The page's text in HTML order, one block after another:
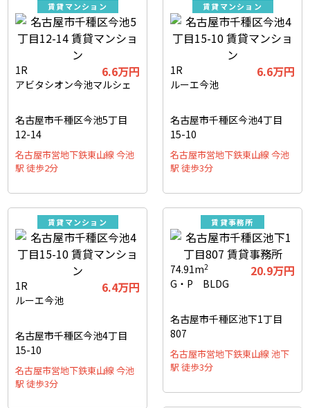
賃貸マンション
1R 6.6万円
アビタシオン今池マルシェ
名古屋市千種区今池5丁目
12-14
名古屋市営地下鉄東山線 今池
駅 徒歩2分
賃貸マンション
1R 6.6万円
ルーエ今池
名古屋市千種区今池4丁目
15-10
名古屋市営地下鉄東山線 今池
駅 徒歩3分
賃貸マンション
1R 6.4万円
ルーエ今池
名古屋市千種区今池4丁目
15-10
名古屋市営地下鉄東山線 今池
駅 徒歩3分
賃貸事務所
74.91m2 20.9万円
G・P BLDG
名古屋市千種区池下1丁目
807
名古屋市営地下鉄東山線 池下
駅 徒歩3分